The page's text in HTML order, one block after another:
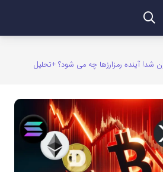
شد! آینده رمزارزها چه می شود؟ +تحلیل